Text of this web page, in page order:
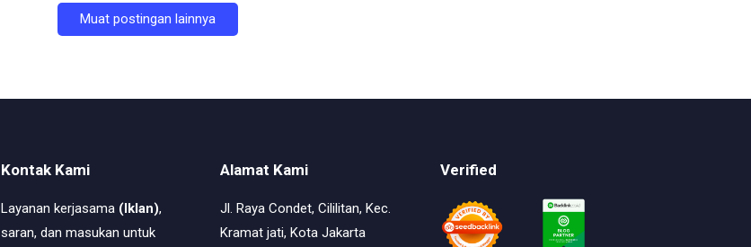
Muat postingan lainnya
Kontak Kami
Layanan kerjasama (Iklan),
saran, dan masukan untuk
Alamat Kami
Jl. Raya Condet, Cililitan, Kec.
Kramat jati, Kota Jakarta
Verified